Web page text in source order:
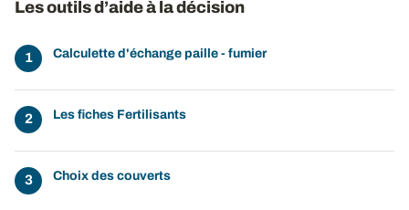
Les outils d’aide à la décision
Calculette d'échange paille - fumier
Les fiches Fertilisants
Choix des couverts